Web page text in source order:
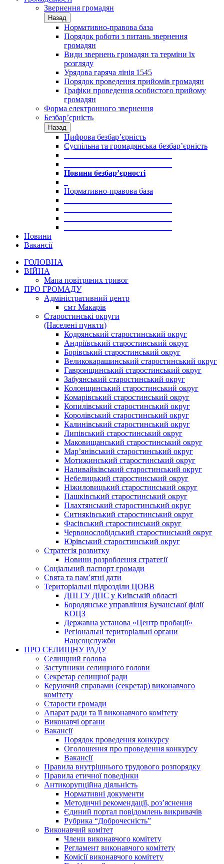
Звернення громадян
Назад
Нормативно-правова база
Порядок роботи з питань звернення
громадян
Види звернень громадян та терміни їх
розгляду
Урядова гаряча лінія 1545
Порядок проведення прийомів громадян
Графіки проведення особистого прийому
громадян
Форма електронного звернення
Безбар’єрність
Назад
Цифрова безбар’єрність
Суспільна та громадянська безбар’єрність
Новини безбар’єрності
Нормативно-правова база
Новини
Вакансії
ГОЛОВНА
ВІЙНА
Мапа повітряних тривог
ПРО ГРОМАДУ
Aдміністративний центр
смт Макарів
Старостинські округи
(Населені пункти)
Кодрянський старостинський округ
Андріївський старостинський округ
Борівський старостинський округ
Великокарашинський старостинський округ
Гавронщинський старостинський округ
Забуянський старостинський округ
Колонщинський старостинський округ
Комарівський старостинський округ
Копилівський старостинський округ
Королівський старостинський округ
Калинівський старостинський округ
Липівський старостинський округ
Маковищанський старостинський округ
Мар’янівський старостинський округ
Мотижинський старостинський округ
Наливайківський старостинський округ
Небелицький старостинський округ
Ніжиловицький старостинський округ
Пашківський старостинський округ
Плахтянський старостинський округ
Ситняківський старостинський округ
Фасівський старостинський округ
Червонослобідський старостинський округ
Юрівський старостинський округ
Стратегія розвитку
Новини розроблення стратегії
Соціальний паспорт громади
Свята та пам’ятні дати
Територіальні підрозділи ЦОВВ
ДПІ ГУ ДПС у Київській області
Бородянське управління Бучанської філії
КОЦЗ
Державна установа «Центр пробації»
Регіональні територіальні органи
Нацсоцслужби
ПРО СЕЛИЩНУ РАДУ
Селищний голова
Заступники селищного голови
Секретар селищної ради
Керуючий справами (секретар) виконавчого
комітету
Старости громади
Апарат ради та її виконавчого комітету
Виконавчі органи
Вакансії
Порядок проведення конкурсу
Оголошення про проведення конкурсу
Вакансії
Правила внутрішнього трудового розпорядку
Правила етичної поведінки
Антикорупційна діяльність
Нормативні документи
Методичні рекомендації, роз’яснення
Єдиний портал повідомлень викривачів
Рубрика “Доброчесність”
Виконавчий комітет
Члени виконавчого комітету
Регламент виконавчого комітету
Комісії виконавчого комітету